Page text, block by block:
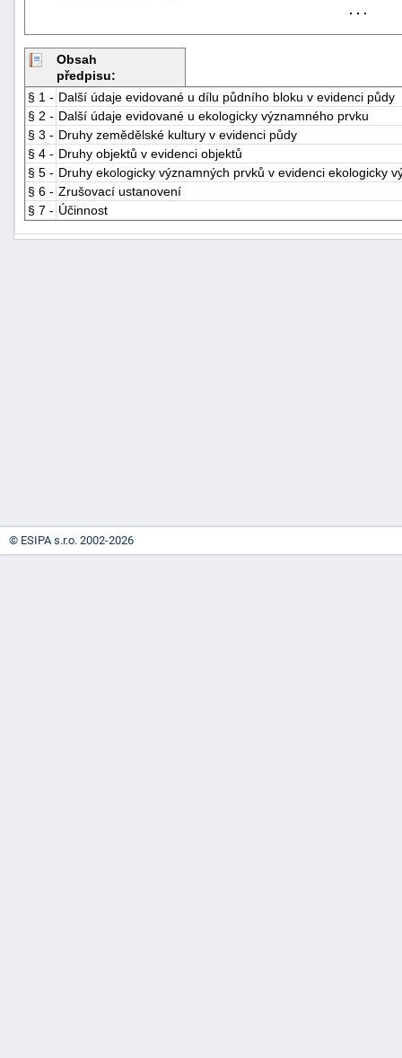
. . .
Obsah
předpisu:
§ 1 - Další údaje evidované u dílu půdního bloku v evidenci půdy
§ 2 - Další údaje evidované u ekologicky významného prvku
§ 3 - Druhy zemědělské kultury v evidenci půdy
§ 4 - Druhy objektů v evidenci objektů
§ 5 - Druhy ekologicky významných prvků v evidenci ekologicky
§ 6 - Zrušovací ustanovení
§ 7 - Účinnost
© ESIPA s.r.o. 2002-2026